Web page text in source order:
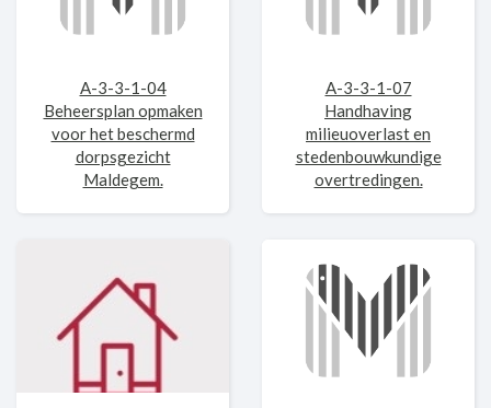
A-3-3-1-04
Beheersplan opmaken
voor het beschermd
dorpsgezicht
Maldegem.
A-3-3-1-07
Handhaving
milieuoverlast en
stedenbouwkundige
overtredingen.